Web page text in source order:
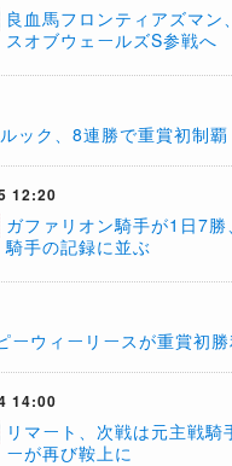
良血馬フロンティアズマン
スオブウェールズS参戦へ
ック、8連勝で重賞初制覇
12:20
ガファリオン騎手が1日7勝
騎手の記録に並ぶ
ーウィーリースが重賞初勝
14:00
リマート、次戦は元主戦騎
ーが再び鞍上に